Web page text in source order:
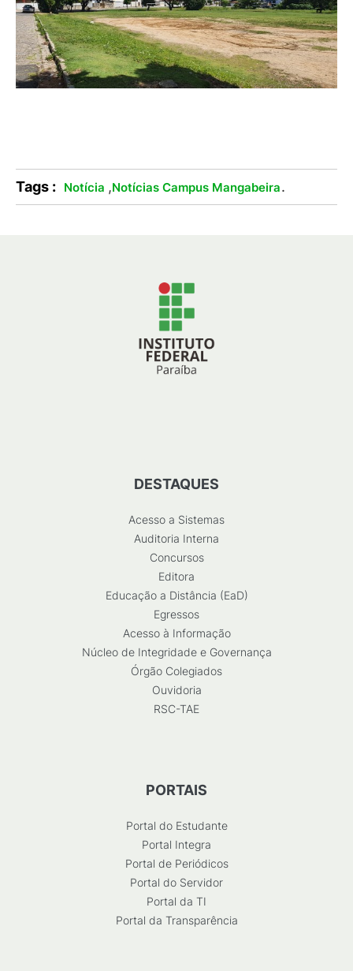
Tags : Notícia ,Notícias Campus Mangabeira.
DESTAQUES
Acesso a Sistemas
Auditoria Interna
Concursos
Editora
Educação a Distância (EaD)
Egressos
Acesso à Informação
Núcleo de Integridade e Governança
Órgão Colegiados
Ouvidoria
RSC-TAE
PORTAIS
Portal do Estudante
Portal Integra
Portal de Periódicos
Portal do Servidor
Portal da TI
Portal da Transparência